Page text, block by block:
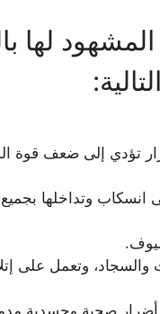
لها
تؤدي إلى ضعف قوة
انسكاب وتداخلها
وتعمل على